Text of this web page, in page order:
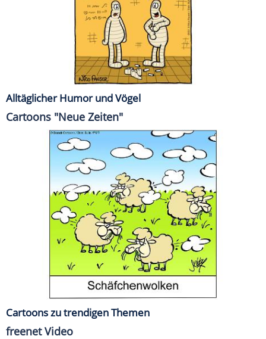
Alltäglicher Humor und Vögel
Cartoons "Neue Zeiten"
Cartoons zu trendigen Themen
freenet Video